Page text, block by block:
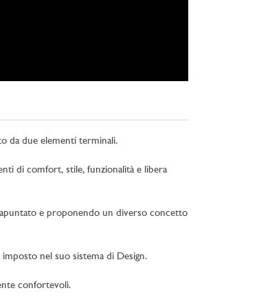
da due elementi terminali.
di comfort, stile, funzionalità e libera
e proponendo un diverso concetto
nel suo sistema di Design.
confortevoli.